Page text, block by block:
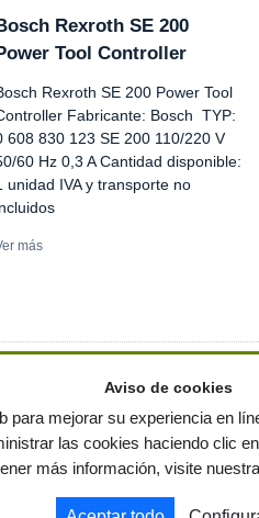
Rexroth SE 200
Tool Controller
Rexroth SE 200 Power Tool
Fabricante: Bosch TYP:
608 830 123 SE 200 110/220 V
60 Hz 0,3 A Cantidad disponible:
unidad IVA y transporte no
más
de privacidad|Condiciones de uso| Contacto
Aviso de cookies
mejorar su experiencia en
las cookies haciendo clic
más información, visite